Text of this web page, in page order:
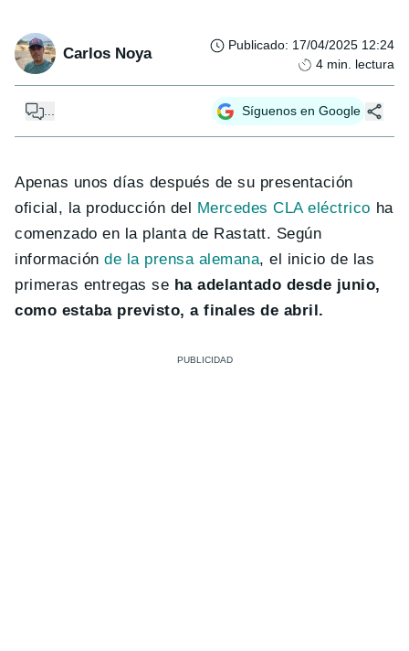
Carlos Noya Publicado: 17/04/2025 12:24
4 min. lectura
... Síguenos en Google
Apenas unos días después de su presentación
oficial, la producción del
Mercedes CLA eléctrico ha
comenzado en la planta de Rastatt. Según
informaciónde la prensa alemana, el inicio de las
primeras entregas se ha adelantado desde junio,
como estaba previsto, a finales de abril.